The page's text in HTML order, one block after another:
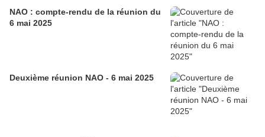
NAO : compte-rendu de la réunion du
6 mai 2025
Deuxième réunion NAO - 6 mai 2025